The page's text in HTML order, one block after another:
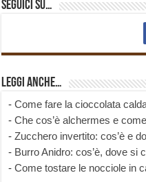
Seguici su…
Leggi anche…
-Come fare la cioccolata
-Che cos’è alchermes e
-Zucchero invertito: cos’è e
- Burro Anidro: cos’è, dove si
-Come tostare le nocciole in